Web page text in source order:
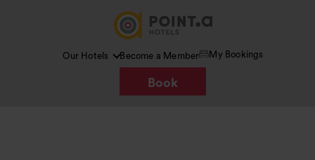
Our Hotels Become a Member My Bookings
Book